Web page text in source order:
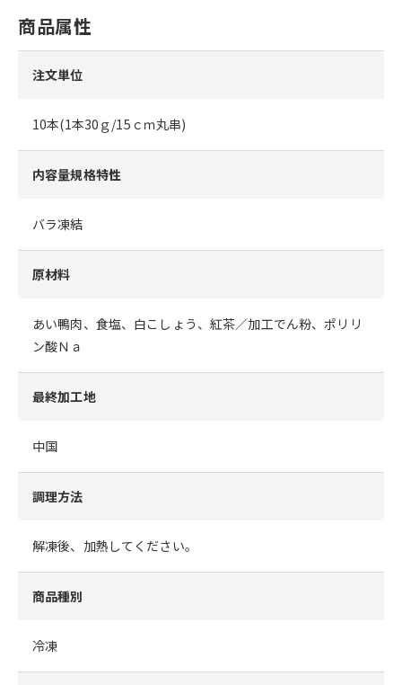
商品属性
注文単位
10本(1本30ｇ/15ｃｍ丸串)
内容量規格特性
バラ凍結
原材料
あい鴨肉、食塩、白こしょう、紅茶／加工でん粉、ポリリ
ン酸Ｎａ
最終加工地
中国
調理方法
解凍後、加熱してください。
商品種別
冷凍